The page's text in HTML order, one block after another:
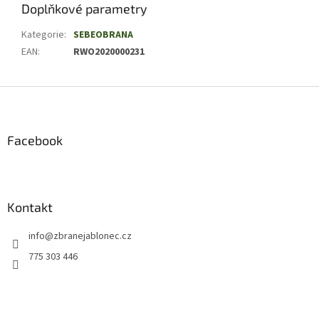
Doplňkové parametry
Kategorie: SEBEOBRANA
EAN: RWO2020000231
Facebook
Kontakt
info@zbranejablonec.cz
775 303 446